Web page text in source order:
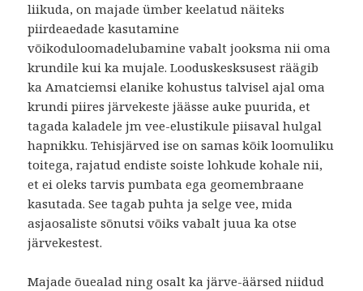
liikuda, on majade ümber keelatud näiteks
piirdeaedade kasutamine
võikoduloomadelubamine vabalt jooksma nii oma
krundile kui ka mujale. Looduskesksusest räägib
ka Amatciemsi elanike kohustus talvisel ajal oma
krundi piires järvekeste jäässe auke puurida, et
tagada kaladele jm vee-elustikule piisaval hulgal
hapnikku. Tehisjärved ise on samas kõik loomuliku
toitega, rajatud endiste soiste lohkude kohale nii,
et ei oleks tarvis pumbata ega geomembraane
kasutada. See tagab puhta ja selge vee, mida
asjaosaliste sõnutsi võiks vabalt juua ka otse
järvekestest.
Majade õuealad ning osalt ka järve-äärsed niidud